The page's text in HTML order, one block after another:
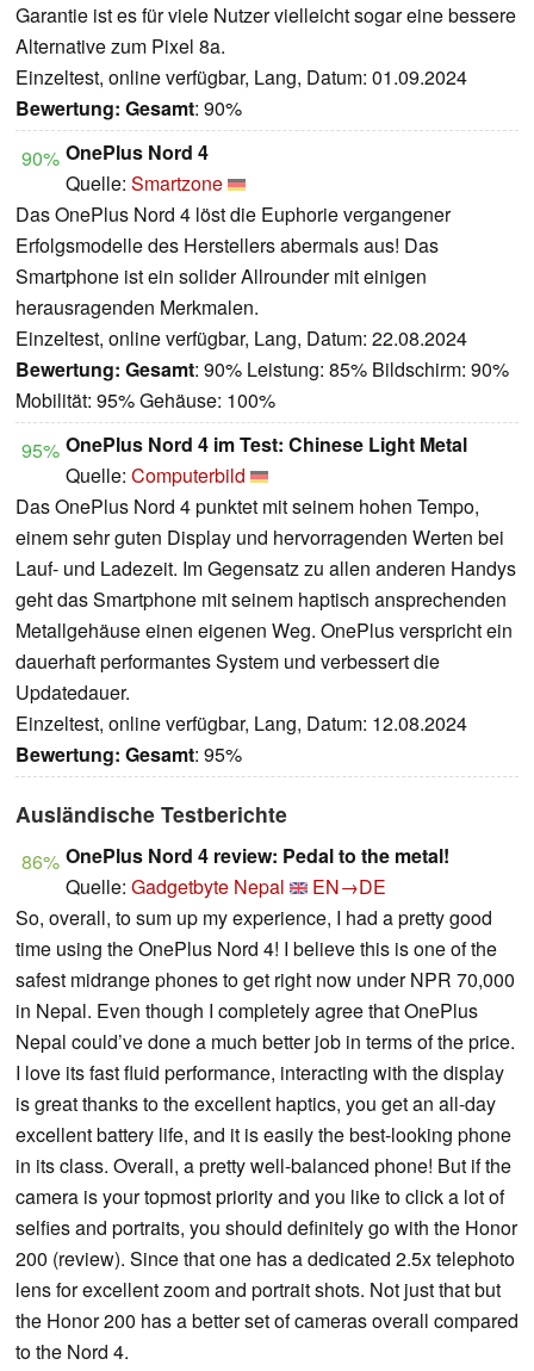
Garantie ist es für viele Nutzer vielleicht sogar eine bessere
Alternative zum Pixel 8a.
Einzeltest, online verfügbar, Lang, Datum: 01.09.2024
Bewertung: Gesamt: 90%
90% OnePlus Nord 4
Quelle: Smartzone
Das OnePlus Nord 4 löst die Euphorie vergangener
Erfolgsmodelle des Herstellers abermals aus! Das
Smartphone ist ein solider Allrounder mit einigen
herausragenden Merkmalen.
Einzeltest, online verfügbar, Lang, Datum: 22.08.2024
Bewertung: Gesamt: 90% Leistung: 85% Bildschirm: 90%
Mobilität: 95% Gehäuse: 100%
95% OnePlus Nord 4 im Test: Chinese Light Metal
Quelle: Computerbild
Das OnePlus Nord 4 punktet mit seinem hohen Tempo,
einem sehr guten Display und hervorragenden Werten bei
Lauf- und Ladezeit. Im Gegensatz zu allen anderen Handys
geht das Smartphone mit seinem haptisch ansprechenden
Metallgehäuse einen eigenen Weg. OnePlus verspricht ein
dauerhaft performantes System und verbessert die
Updatedauer.
Einzeltest, online verfügbar, Lang, Datum: 12.08.2024
Bewertung: Gesamt: 95%
Ausländische Testberichte
86% OnePlus Nord 4 review: Pedal to the metal!
Quelle: Gadgetbyte Nepal
EN→DE
So, overall, to sum up my experience, I had a pretty good
time using the OnePlus Nord 4! I believe this is one of the
safest midrange phones to get right now under NPR 70,000
in Nepal. Even though I completely agree that OnePlus
Nepal could’ve done a much better job in terms of the price.
I love its fast fluid performance, interacting with the display
is great thanks to the excellent haptics, you get an all-day
excellent battery life, and it is easily the best-looking phone
in its class. Overall, a pretty well-balanced phone! But if the
camera is your topmost priority and you like to click a lot of
selfies and portraits, you should definitely go with the Honor
200 (review). Since that one has a dedicated 2.5x telephoto
lens for excellent zoom and portrait shots. Not just that but
the Honor 200 has a better set of cameras overall compared
to the Nord 4.